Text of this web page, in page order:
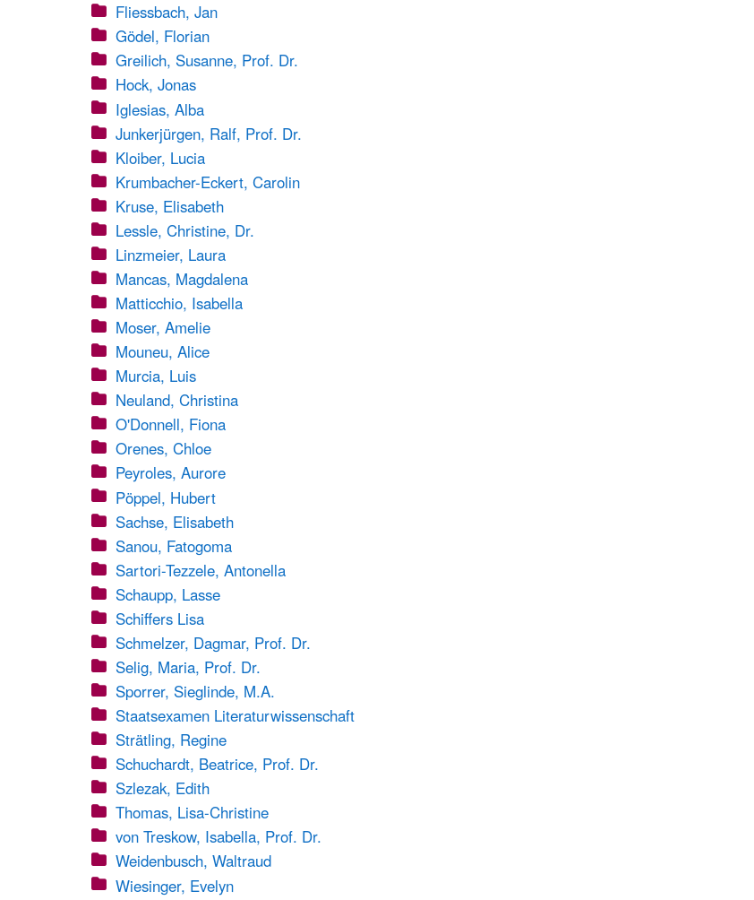
Fliessbach, Jan
Gödel, Florian
Greilich, Susanne, Prof. Dr.
Hock, Jonas
Iglesias, Alba
Junkerjürgen, Ralf, Prof. Dr.
Kloiber, Lucia
Krumbacher-Eckert, Carolin
Kruse, Elisabeth
Lessle, Christine, Dr.
Linzmeier, Laura
Mancas, Magdalena
Matticchio, Isabella
Moser, Amelie
Mouneu, Alice
Murcia, Luis
Neuland, Christina
O'Donnell, Fiona
Orenes, Chloe
Peyroles, Aurore
Pöppel, Hubert
Sachse, Elisabeth
Sanou, Fatogoma
Sartori-Tezzele, Antonella
Schaupp, Lasse
Schiffers Lisa
Schmelzer, Dagmar, Prof. Dr.
Selig, Maria, Prof. Dr.
Sporrer, Sieglinde, M.A.
Staatsexamen Literaturwissenschaft
Strätling, Regine
Schuchardt, Beatrice, Prof. Dr.
Szlezak, Edith
Thomas, Lisa-Christine
von Treskow, Isabella, Prof. Dr.
Weidenbusch, Waltraud
Wiesinger, Evelyn